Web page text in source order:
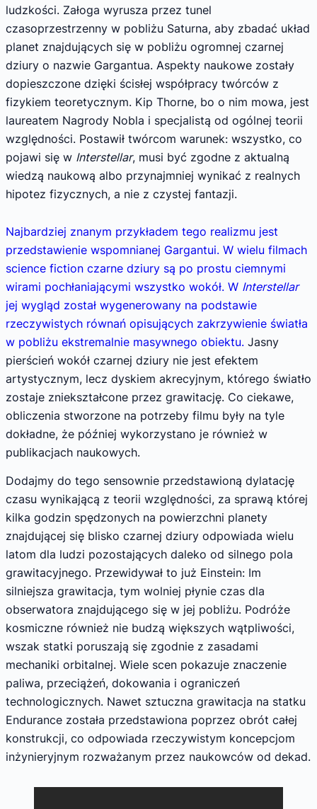
ludzkości. Załoga wyrusza przez tunel
czasoprzestrzenny w pobliżu Saturna, aby zbadać układ
planet znajdujących się w pobliżu ogromnej czarnej
dziury o nazwie Gargantua. Aspekty naukowe zostały
dopieszczone dzięki ścisłej współpracy twórców z
fizykiem teoretycznym. Kip Thorne, bo o nim mowa, jest
laureatem Nagrody Nobla i specjalistą od ogólnej teorii
względności. Postawił twórcom warunek: wszystko, co
pojawi się w Interstellar, musi być zgodne z aktualną
wiedzą naukową albo przynajmniej wynikać z realnych
hipotez fizycznych, a nie z czystej fantazji.
Najbardziej znanym przykładem tego realizmu jest
przedstawienie wspomnianej Gargantui. W wielu filmach
science fiction czarne dziury są po prostu ciemnymi
wirami pochłaniającymi wszystko wokół. W Interstellar
jej wygląd został wygenerowany na podstawie
rzeczywistych równań opisujących zakrzywienie światła
w pobliżu ekstremalnie masywnego obiektu. Jasny
pierścień wokół czarnej dziury nie jest efektem
artystycznym, lecz dyskiem akrecyjnym, którego światło
zostaje zniekształcone przez grawitację. Co ciekawe,
obliczenia stworzone na potrzeby filmu były na tyle
dokładne, że później wykorzystano je również w
publikacjach naukowych.
Dodajmy do tego sensownie przedstawioną dylatację
czasu wynikającą z teorii względności, za sprawą której
kilka godzin spędzonych na powierzchni planety
znajdującej się blisko czarnej dziury odpowiada wielu
latom dla ludzi pozostających daleko od silnego pola
grawitacyjnego. Przewidywał to już Einstein: Im
silniejsza grawitacja, tym wolniej płynie czas dla
obserwatora znajdującego się w jej pobliżu. Podróże
kosmiczne również nie budzą większych wątpliwości,
wszak statki poruszają się zgodnie z zasadami
mechaniki orbitalnej. Wiele scen pokazuje znaczenie
paliwa, przeciążeń, dokowania i ograniczeń
technologicznych. Nawet sztuczna grawitacja na statku
Endurance została przedstawiona poprzez obrót całej
konstrukcji, co odpowiada rzeczywistym koncepcjom
inżynieryjnym rozważanym przez naukowców od dekad.